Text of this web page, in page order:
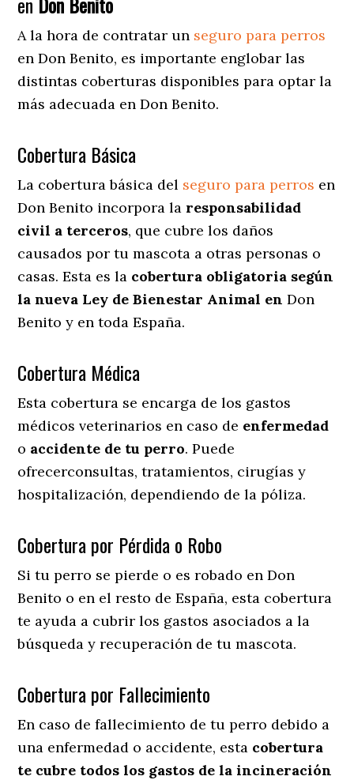
A la hora de contratar un seguro para perros
en Don Benito, es importante englobar las
distintas coberturas disponibles para optar la
más adecuada en Don Benito.
Cobertura Básica
La cobertura básica del seguro para perros en
Don Benito incorpora la responsabilidad
civil a terceros, que cubre los daños
causados por tu mascota a otras personas o
casas. Esta es la cobertura obligatoria según
la nueva Ley de Bienestar Animal enDon
Benito y en toda España.
Cobertura Médica
Esta cobertura se encarga de los gastos
médicos veterinarios en caso de enfermedad
o accidente de tu perro. Puede
ofrecerconsultas, tratamientos, cirugías y
hospitalización, dependiendo de la póliza.
Cobertura por Pérdida o Robo
Si tu perro se pierde o es robado en Don
Benito o en el resto de España, esta cobertura
te ayuda a cubrir los gastos asociados a la
búsqueda y recuperación de tu mascota.
Cobertura por Fallecimiento
En caso de fallecimiento de tu perro debido a
una enfermedad o accidente, esta cobertura
te cubre todos los gastos de la incineración